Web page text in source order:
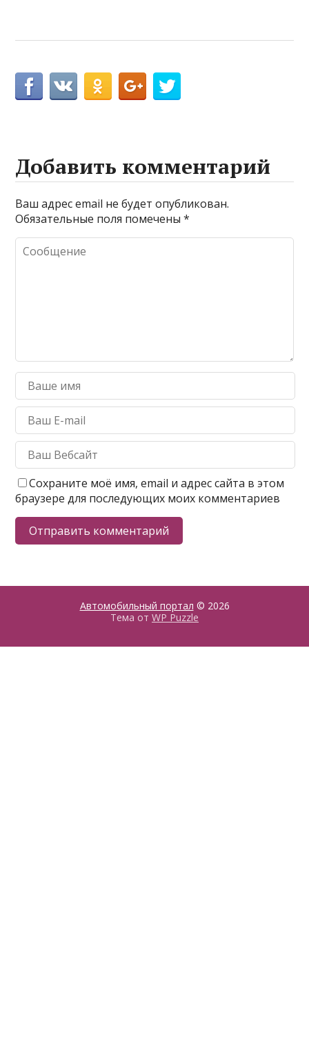
Добавить комментарий
Ваш адрес email не будет опубликован.
Обязательные поля помечены*
Сохраните моё имя, email и адрес сайта в этом
браузере для последующих моих комментариев
Автомобильный портал © 2026
Тема от WP Puzzle